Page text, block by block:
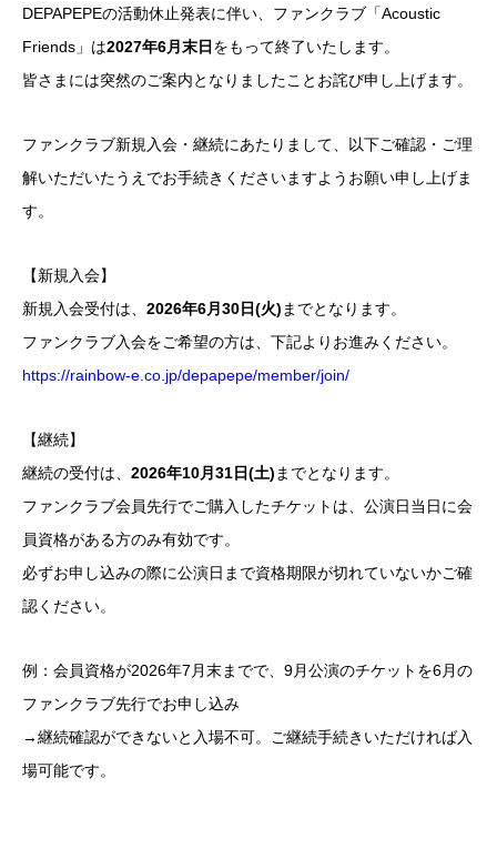
DEPAPEPEの活動休止発表に伴い、ファンクラブ「Acoustic
Friends」は2027年6月末日 をもって終了いたします。
皆さまには突然のご案内となりましたことお詫び申し上げます。
ファンクラブ新規入会・継続にあたりまして、以下ご確認・ご理
解いただいたうえでお手続きくださいますようお願い申し上げま
す。
【新規入会】
新規入会受付は、 2026年6月30日(火) までとなります。
ファンクラブ入会をご希望の方は、下記よりお進みください。
https://rainbow-e.co.jp/depapepe/member/join/
【継続】
継続の受付は、 2026年10月31日(土) までとなります。
ファンクラブ会員先行でご購入したチケットは、公演日当日に会
員資格がある方のみ有効です。
必ずお申し込みの際に公演日まで資格期限が切れていないかご確
認ください。
例：会員資格が2026年7月末までで、9月公演のチケットを6月の
ファンクラブ先行でお申し込み
→継続確認ができないと入場不可。ご継続手続きいただければ入
場可能です。